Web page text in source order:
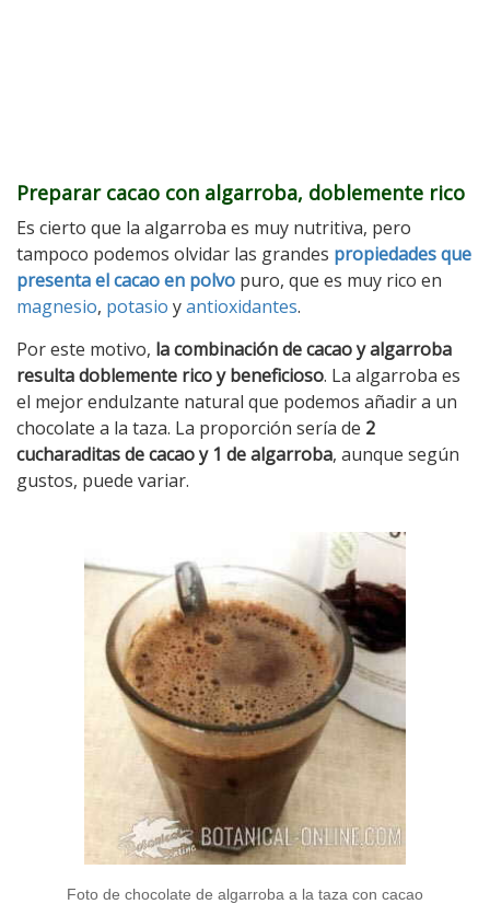
Preparar cacao con algarroba, doblemente rico
Es cierto que la algarroba es muy nutritiva, pero
tampoco podemos olvidar las grandes propiedades que
presenta el cacao en polvo puro, que es muy rico en
magnesio, potasio yantioxidantes.
Por este motivo, la combinación de cacao y algarroba
resulta doblemente rico y beneficioso. La algarroba es
el mejor endulzante natural que podemos añadir a un
chocolate a la taza. La proporción sería de 2
cucharaditas de cacao y 1 de algarroba, aunque según
gustos, puede variar.
Foto de chocolate de algarroba a la taza con cacao